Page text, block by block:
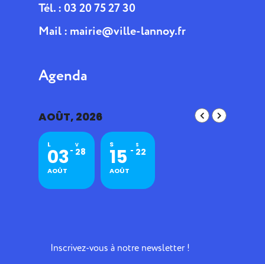
Tél. : 03 20 75 27 30
Mail : mairie@ville-lannoy.fr
Agenda
AOÛT, 2026
L
03
AOÛT
V
28
S
15
AOÛT
S
22
Inscrivez-vous à notre newsletter !